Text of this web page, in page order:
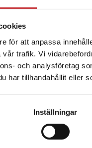
för att anpassa
trafik. Vi
och analysföretag
har tillhandahållit eller
Inställningar
Det verkar som att du
enhet utanför Sverige.
Sverige. För att kunna
leveransadressen vara
magister- eller
den palliativa